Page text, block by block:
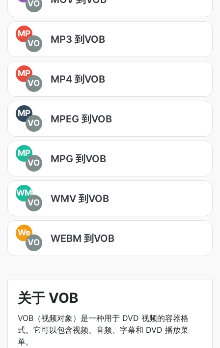
VO
MP
VO
MP3 到VOB
MP
VO
MP4 到VOB
MP
VO
MPEG 到VOB
MP
VO
MPG 到VOB
WM
VO
WMV 到VOB
We
VO
WEBM 到VOB
关于 VOB
VOB（视频对象）是一种用于 DVD 视频的容器格
式。它可以包含视频、音频、字幕和 DVD 播放菜
单。